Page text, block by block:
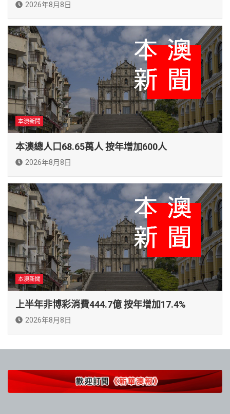
2026年8月8日
本澳新聞
本澳總人口68.65萬人 按年增加600人
2026年8月8日
本澳新聞
上半年非博彩消費444.7億 按年增加17.4%
2026年8月8日